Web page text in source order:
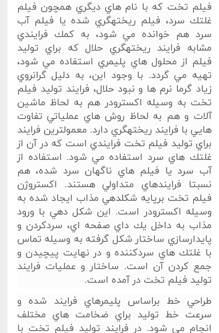
فيلم تخت كه با نام هاي ديگري همچون فيلم
غلتك سرد، فيلم ريخته­گري شده يا فيلم آب
سرد هم خوانده مي شود، به كمك فرايندي
مشابه فرايند ريخته­گري حلال كه براي توليد
فيلم از محلول هاي پليمري استفاده مي شود،
تهيه مي گردد. با وجود اين، به دليل گرانروي
زياد گرما نرم ها و نبود حلال، فرايند توليد فيلم
تخت به وسيله اكسترودر هم به لحاظ ماشين
آلات و هم به لحاظ روش هاي عملياتي تفاوت
هايي با فرايند ريخته­گري دارد. معمولترين فرايند
براي توليد فيلم تخت فرايندي است كه در آن از
غلتك هاي سرد استفاده مي شود. استفاده از
آب سرد يا فيلم هاي ناگهان سرد شده، هم
نسبتا فرايندهاي متداولي هستند. اكستروژن
فيلم تخت برپايه شكلدهي مذاب ايجاد شده به
وسيله اكسترودر است. اين شكل دهي با ورود
مذاب به داخل يك داي صفحه اي، سردكردن و
پايدارسازي ساختار شكل گرفته به وسيله تماس
با غلتك هاي سردكننده و در نهايت پيچيدن و
جمع كردن آن است. ساختار و عمليات فرايند
توليد فيلم تخت در آمده است.
طراحي خط براساس پليمرهاي فرايند شده و
سرعت خط توليد براي ضخامت هاي مختلف
انجام مي شود. در فرايند توليد فيلم تخت با